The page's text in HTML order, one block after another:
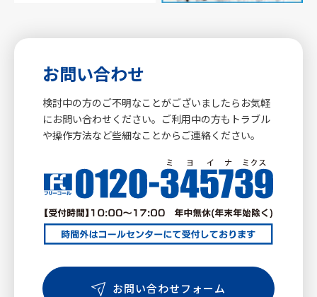
お問い合わせ
検討中の方のご不明なことがございましたらお気軽
にお問い合わせください。ご利用中の方もトラブル
や操作方法など些細なことからご連絡ください。
お問い合わせフォーム